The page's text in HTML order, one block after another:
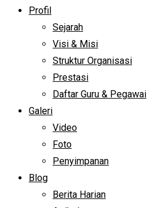
Profil
Sejarah
Visi & Misi
Struktur Organisasi
Prestasi
Daftar Guru & Pegawai
Galeri
Video
Foto
Penyimpanan
Blog
Berita Harian